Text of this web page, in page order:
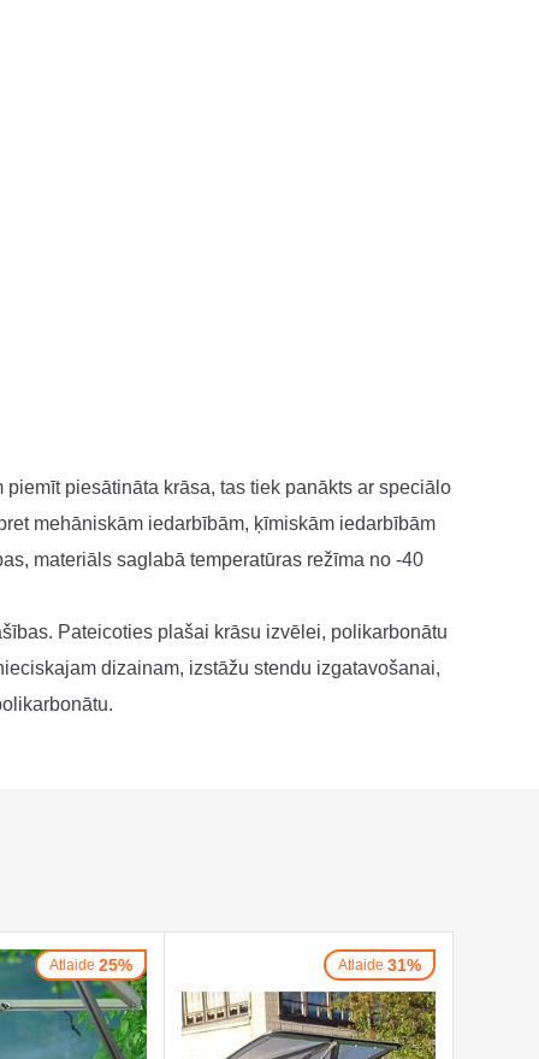
piesātināta krāsa, tas tiek panākts ar speciālo
mehāniskām iedarbībām, ķīmiskām iedarbībām
materiāls saglabā temperatūras režīma no -40
Pateicoties plašai krāsu izvēlei, polikarbonātu
dizainam, izstāžu stendu izgatavošanai,
Atlaide 25% Atlaide 31%